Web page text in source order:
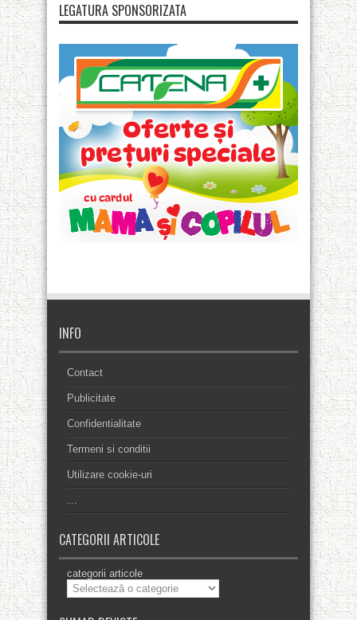
LEGATURA SPONSORIZATA
INFO
Contact
Publicitate
Confidentialitate
Termeni si conditii
Utilizare cookie-uri
…
CATEGORII ARTICOLE
categorii articole